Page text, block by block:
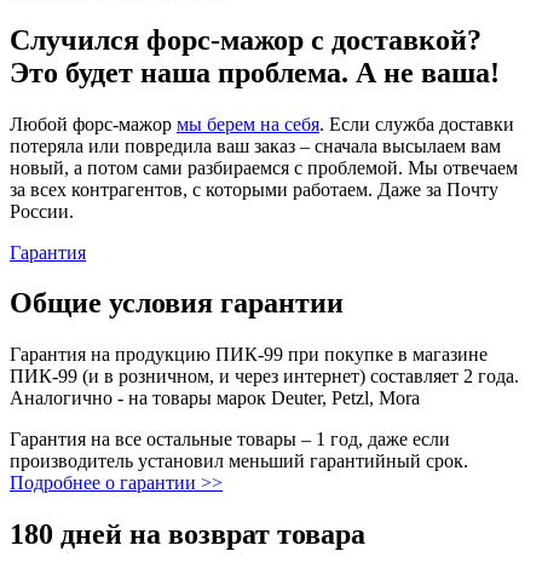
Случился форс-мажор c доставкой?
Это будет наша проблема. А не ваша!
Любой форс-мажор мы берем на себя. Если служба доставки
потеряла или повредила ваш заказ – сначала высылаем вам
новый, а потом сами разбираемся с проблемой. Мы отвечаем
за всех контрагентов, с которыми работаем. Даже за Почту
России.
Гарантия
Общие условия гарантии
Гарантия на продукцию ПИК-99 при покупке в магазине
ПИК-99 (и в розничном, и через интернет) составляет 2 года.
Аналогично - на товары марок Deuter, Petzl, Mora
Гарантия на все остальные товары – 1 год, даже если
производитель установил меньший гарантийный срок.
Подробнее о гарантии >>
180 дней на возврат товара